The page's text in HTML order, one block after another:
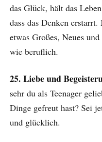
das Glück, hält das
dass das Denken
etwas Großes, Neues
wie beruflich.
25. Liebe und
sehr du als Teenager
Dinge gefreut hast? Sei
und glücklich.